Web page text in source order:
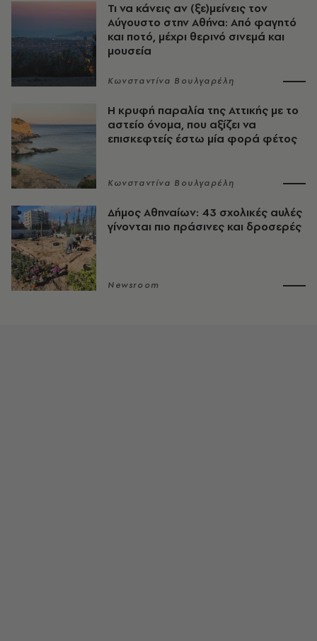
Τι να κάνεις αν (ξε)μείνεις τον
Αύγουστο στην Αθήνα: Από φαγητό
και ποτό, μέχρι θερινό σινεμά και
μουσεία
Κωνσταντίνα Βουλγαρέλη
Η κρυφή παραλία της Αττικής με το
αστείο όνομα, που αξίζει να
επισκεφτείς έστω μία φορά φέτος
Κωνσταντίνα Βουλγαρέλη
Δήμος Αθηναίων: 43 σχολικές αυλές
γίνονται πιο πράσινες και δροσερές
Newsroom